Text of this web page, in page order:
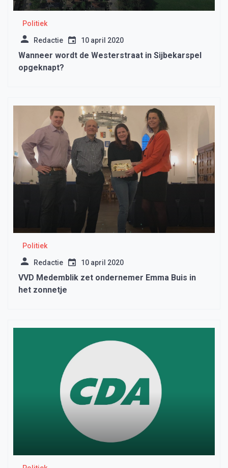
Politiek
Redactie 10 april 2020
Wanneer wordt de Westerstraat in Sijbekarspel
opgeknapt?
Politiek
Redactie 10 april 2020
VVD Medemblik zet ondernemer Emma Buis in
het zonnetje